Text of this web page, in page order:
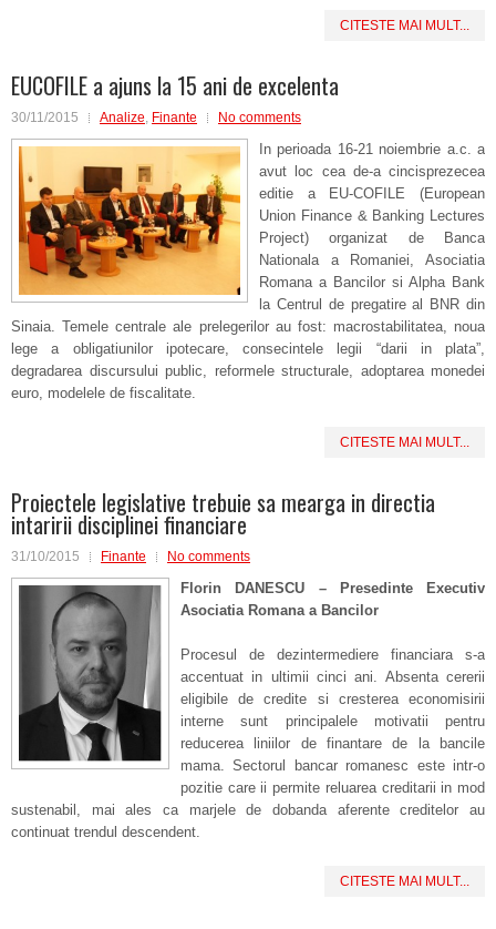
CITESTE MAI MULT...
EUCOFILE a ajuns la 15 ani de excelenta
30/11/2015 Analize, Finante No comments
In perioada 16-21 noiembrie a.c. a
avut loc cea de-a cincisprezecea
editie a EU-COFILE (European
Union Finance & Banking Lectures
Project) organizat de Banca
Nationala a Romaniei, Asociatia
Romana a Bancilor si Alpha Bank
la Centrul de pregatire al BNR din
Sinaia. Temele centrale ale prelegerilor au fost: macrostabilitatea, noua
lege a obligatiunilor ipotecare, consecintele legii “darii in plata”,
degradarea discursului public, reformele structurale, adoptarea monedei
euro, modelele de fiscalitate.
CITESTE MAI MULT...
Proiectele legislative trebuie sa mearga in directia
intaririi disciplinei financiare
31/10/2015 Finante No comments
Florin DANESCU – Presedinte Executiv
Asociatia Romana a Bancilor
Procesul de dezintermediere financiara s-a
accentuat in ultimii cinci ani. Absenta cererii
eligibile de credite si cresterea economisirii
interne sunt principalele motivatii pentru
reducerea liniilor de finantare de la bancile
mama. Sectorul bancar romanesc este intr-o
pozitie care ii permite reluarea creditarii in mod
sustenabil, mai ales ca marjele de dobanda aferente creditelor au
continuat trendul descendent.
CITESTE MAI MULT...